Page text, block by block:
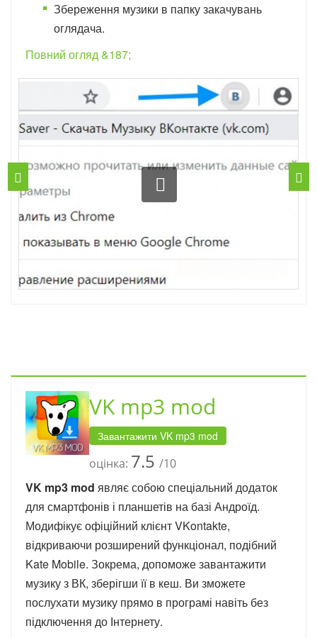
Збереження музики в папку закачувань
оглядача.
Повний огляд &187;
VK mp3 mod
Завантажити VK mp3 mod
оцінка: 7.5 /10
VK mp3 mod являє собою спеціальний додаток
для смартфонів і планшетів на базі Андроїд.
Модифікує офіційний клієнт VKontakte,
відкриваючи розширений функціонал, подібний
Kate Mobile. Зокрема, допоможе завантажити
музику з ВК, зберігши її в кеш. Ви зможете
послухати музику прямо в програмі навіть без
підключення до Інтернету.